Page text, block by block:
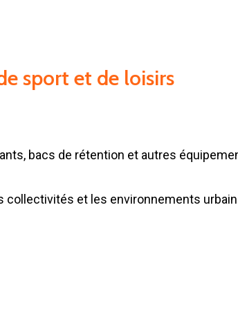
sport et de loisirs
bacs de rétention et autres
collectivités et les environnements